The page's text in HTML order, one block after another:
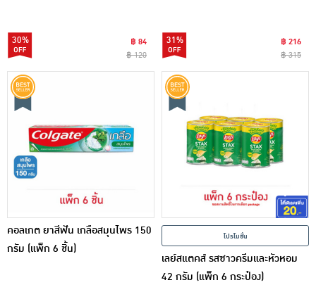
30%
฿ 84
฿ 120
31%
฿ 216
฿ 315
คอลเกต ยาสีฟัน เกลือสมุนไพร 150
กรัม (แพ็ก 6 ชิ้น)
โปรโมชั่น
เลย์สแตคส์ รสซาวครีมและหัวหอม
42 กรัม (แพ็ก 6 กระป๋อง)